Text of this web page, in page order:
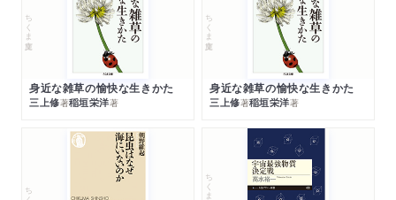
ちくま文庫
身近な雑草の愉快な生きかた
三上修著稲垣栄洋著
ちくま文庫
身近な雑草の愉快な生きかた
三上修著稲垣栄洋著